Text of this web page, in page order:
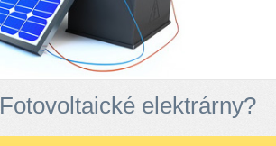
Fotovoltaické elektrárny?